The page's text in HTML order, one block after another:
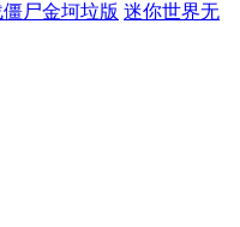
尸金坷垃版 迷你世界无